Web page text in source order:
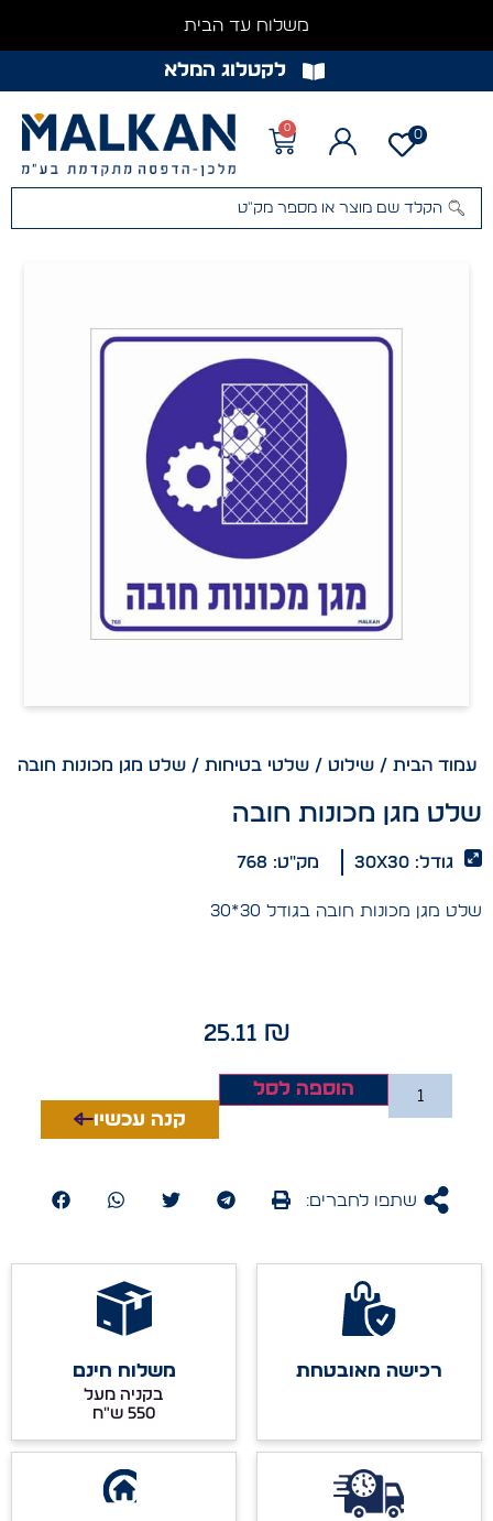
משלוח עד הבית
לקטלוג המלא
0
0
עמוד הבית/ שילוט/ שלטי בטיחות/ שלט מגן מכונות חובה
שלט מגן מכונות חובה
גודל: 30x30 מק"ט: 768
שלט מגן מכונות חובה בגודל 30*30
25.11₪
הוספה לסל
קנה עכשיו
שתפו לחברים:
רכישה מאובטחת משלוח חינם
בקניה מעל